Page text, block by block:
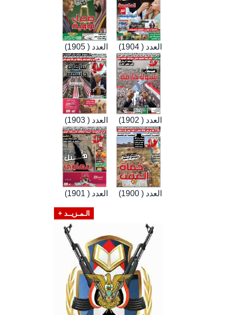
العدد ( 1905) العدد ( 1904)
العدد ( 1903) العدد ( 1902)
العدد ( 1901) العدد ( 1900)
الـمـزيــد +